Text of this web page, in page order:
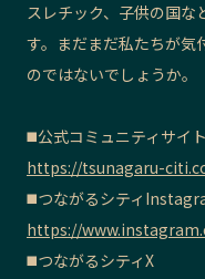
スレチック、子供の国な
す。まだまだ私たちが気
のではないでしょうか。
◼️公式コミュニティサイ
https://tsunagaru-
◼️つながるシティ
https://
◼️つながるシティX